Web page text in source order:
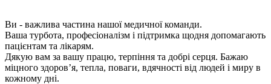
Ви - важлива частина нашої медичної команди.
Ваша турбота, професіоналізм і підтримка щодня допомагають
пацієнтам та лікарям.
Дякую вам за вашу працю, терпіння та добрі серця. Бажаю
міцного здоровʼя, тепла, поваги, вдячності від людей і миру в
кожному дні.